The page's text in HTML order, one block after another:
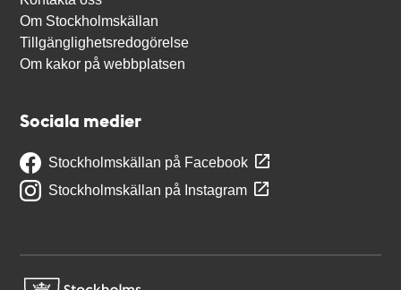
Om Stockholmskällan
Tillgänglighetsredogörelse
Om kakor på webbplatsen
Sociala medier
Stockholmskällan på Facebook
Stockholmskällan på Instagram